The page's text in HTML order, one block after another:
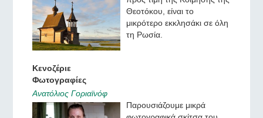
Θεοτόκου, είναι το
μικρότερο εκκλησάκι σε όλη
τη Ρωσία.
Κενοζέριε
Φωτογραφίες
Ανατόλιος Γοριαϊνόφ
Παρουσιάζουμε μικρά